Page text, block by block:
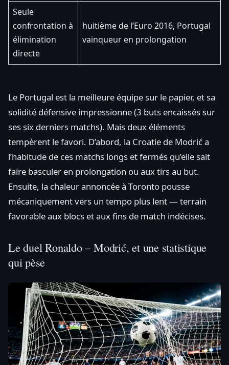
Seule
confrontation à
élimination
directe
huitième de l’Euro 2016, Portugal
vainqueur en prolongation
Le Portugal est la meilleure équipe sur le papier, et sa
solidité défensive impressionne (3 buts encaissés sur
ses six derniers matchs). Mais deux éléments
tempèrent le favori. D’abord, la Croatie de Modrić a
l’habitude de ces matchs longs et fermés qu’elle sait
faire basculer en prolongation ou aux tirs au but.
Ensuite, la chaleur annoncée à Toronto pousse
mécaniquement vers un tempo plus lent — terrain
favorable aux blocs et aux fins de match indécises.
Le duel Ronaldo – Modrić, et une statistique
qui pèse